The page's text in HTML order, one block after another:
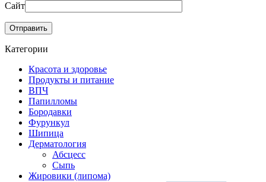
Сайт
Категории
Красота и здоровье
Продукты и питание
ВПЧ
Папилломы
Бородавки
Фурункул
Шипица
Дерматология
Абсцесс
Сыпь
Жировики (липома)